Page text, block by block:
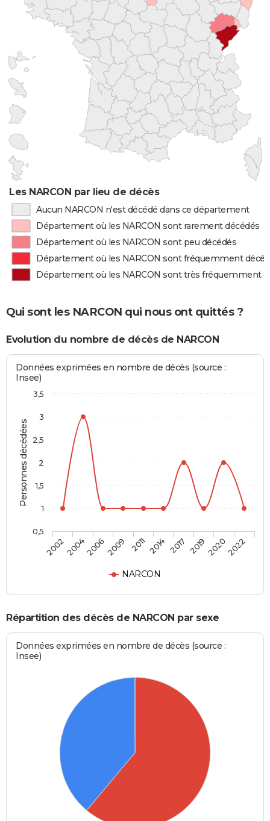
Les NARCON par lieu de décès
Aucun NARCON n'est décédé dans ce département
Département où les NARCON sont rarement décédés
Département où les NARCON sont peu décédés
Département où les NARCON sont fréquemment
Département où les NARCON sont très fréquemment
Qui sont les NARCON qui nous ont quittés ?
Evolution du nombre de décès de NARCON
Personnes décédées
Données exprimées en nombre de décès (source :
Insee)
NARCON
2002200420062009 2011 2014 2017 201920202022
0,5
1
1,5
2
2,5
3
3,5
Répartition des décès de NARCON par sexe
Données exprimées en nombre de décès (source :
Insee)